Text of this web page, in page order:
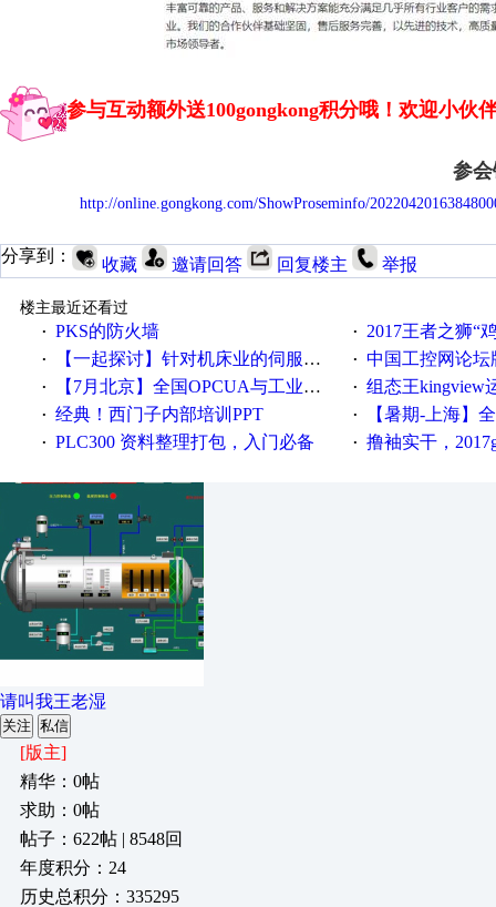
参与互动额外送100gongkong积分哦！欢迎小伙
参
http://online.gongkong.com/ShowProseminfo/
分享到： 收藏 邀请回答 回复楼主 举报
楼主最近还看过
· PKS的防火墙 · 2017王者之狮“鸡”情签到
· 【一起探讨】针对机床业的伺服系统发展，您的期望是什么？ · 中国工控网论坛版
· 【7月北京】全国OPCUA与工业互联技术培训班通知！ · 组态王kingview
· 经典！西门子内部培训PPT · 【暑期-上海】全国工业
· PLC300 资料整理打包，入门必备 · 撸袖实干，2017gongkong®第
请叫我王老湿
关注 私信
[版主]
精华：0帖
求助：0帖
帖子：622帖 | 8548回
年度积分：24
历史总积分：335295